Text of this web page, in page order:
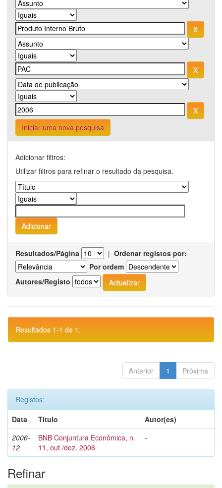
Iniciar uma nova pesquisa
Adicionar filtros:
Utilizar filtros para refinar o resultado da pesquisa.
Resultados/Página | Ordenar registos por:
Por ordem
Autores/Registo
Resultados 1-1 de 1.
Anterior 1 Próxima
Registos:
Data
Título
Autor(es)
2006-
12
BNB Conjuntura Econômica, n.
11, out./dez. 2006
-
Refinar